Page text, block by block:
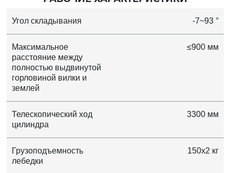
Угол складывания -7~93 °
Максимальное
расстояние между
полностью выдвинутой
горловиной вилки и
землей
≤900 мм
Телескопический ход
цилиндра
3300 мм
Грузоподъемность
лебедки
150x2 кг